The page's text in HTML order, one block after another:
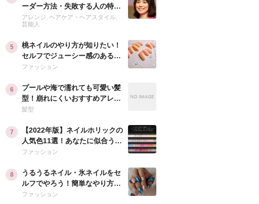
ーダー方法・失敗する人の特徴
も紹介
アレンジ ヘアケア・ヘアスタイル
芸能人
桃ネイルのやり方が知りたい！
セルフでジューシー感のあるよ
うに魅せる方法は？
ファッション
プールや海で濡れても可愛い髪
型！崩れにくいおすすめアレン
ジを紹介！
髪型
【2022年版】ネイルホリックの
人気色11選！あなたに似合うお
すすめは？
ファッション
うるうるネイル・氷ネイルをセ
ルフでやろう！簡単なやり方で
旬な指先に♡
ファッション